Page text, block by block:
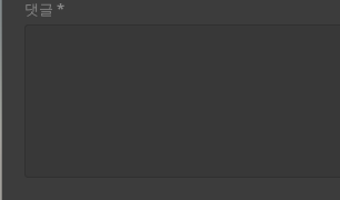
댓글*